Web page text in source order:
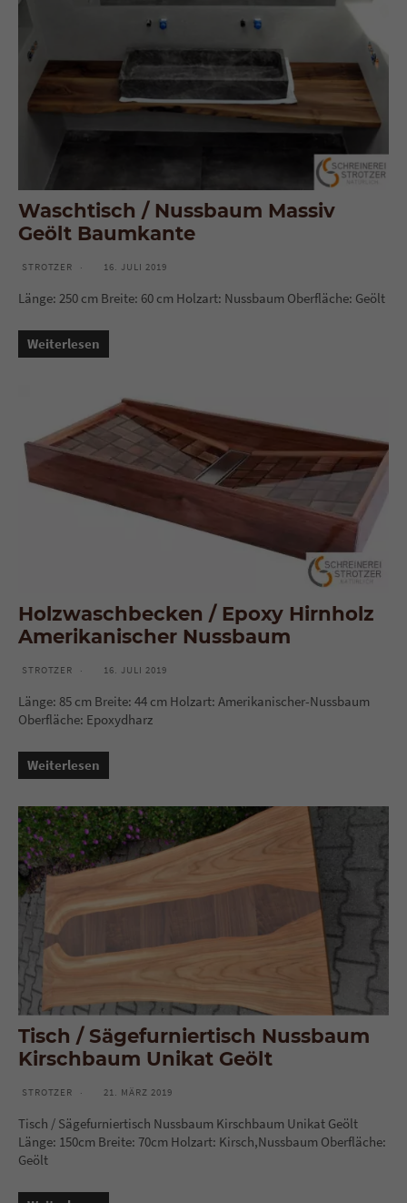
Waschtisch / Nussbaum Massiv
Geölt Baumkante
STROTZER 16. JULI 2019
Länge: 250 cm Breite: 60 cm Holzart: Nussbaum Oberfläche: Geölt
Weiterlesen
Holzwaschbecken / Epoxy Hirnholz
Amerikanischer Nussbaum
STROTZER 16. JULI 2019
Länge: 85 cm Breite: 44 cm Holzart: Amerikanischer-Nussbaum
Oberfläche: Epoxydharz
Weiterlesen
Tisch / Sägefurniertisch Nussbaum
Kirschbaum Unikat Geölt
STROTZER 21. MÄRZ 2019
Tisch / Sägefurniertisch Nussbaum Kirschbaum Unikat Geölt
Länge: 150cm Breite: 70cm Holzart: Kirsch,Nussbaum Oberfläche:
Geölt